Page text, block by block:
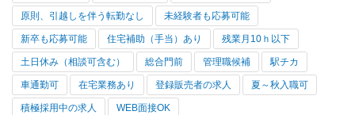
原則、引越しを伴う転勤なし 未経験者も応募可能
新卒も応募可能 住宅補助（手当）あり 残業月10ｈ以下
土日休み（相談可含む） 総合門前 管理職候補 駅チカ
車通勤可 在宅業務あり 登録販売者の求人 夏～秋入職可
積極採用中の求人 WEB面接OK